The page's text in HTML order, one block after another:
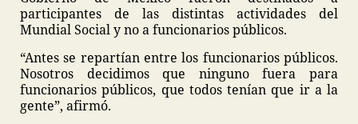
participantes de las distintas actividades del
Mundial Social y no a funcionarios públicos.
“Antes se repartían entre los funcionarios públicos.
Nosotros decidimos que ninguno fuera para
funcionarios públicos, que todos tenían que ir a la
gente”, afirmó.